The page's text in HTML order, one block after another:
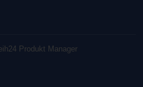
Produkt Manager